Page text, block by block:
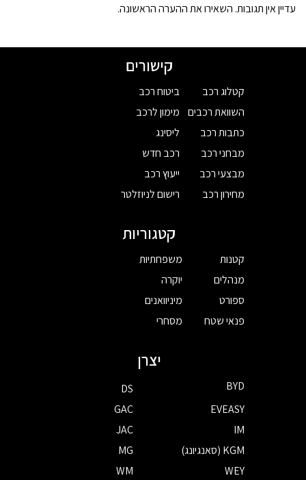
עדיין אין תגובות. השאירו את ההערה הראשונה.
קישורים
קטלוג רכב
השוואת רכבים
כתבות רכב
מבחני רכב
מבצעי רכב
מחירון רכב
ביטוח רכב
מימון לרכב
ליסינג
רכב חדש
ייעוץ רכב
רישום לניוזלטר
קטגוריות
קטנות
מנהלים
ספורט
פנאי שטח
משפחתיות
יוקרה
מיניוואנים
מסחרי
יצרן
BYD
DS
EVEASY
GAC
IM
JAC
KGM (סאנגיונג)
MG
WEY
WM